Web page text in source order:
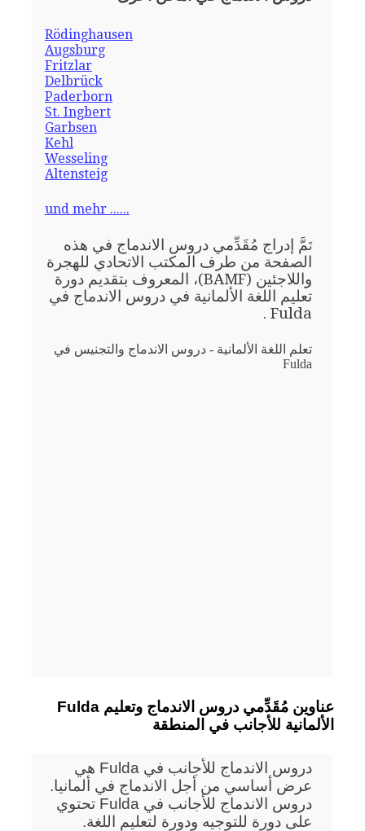
Rödinghausen
Augsburg
Fritzlar
Delbrück
Paderborn
St. Ingbert
Garbsen
Kehl
Wesseling
Altensteig
und mehr ......
تَمَّ إدراج مُقَدِّمي دروس الاندماج في هذه
الصفحة من طرف المكتب الاتحادي للهجرة
واللاجئين (BAMF)، المعروف بتقديم دورة
تعليم اللغة الألمانية في دروس الاندماج في
Fulda .
تعلم اللغة الألمانية - دروس الاندماج والتجنيس في
Fulda
Fulda عناوين مُقَدِّمي دروس الاندماج وتعليم
الألمانية للأجانب في المنطقة
دروس الاندماج للأجانب في Fulda هي
عرض أساسي من أجل الاندماج في ألمانيا.
دروس الاندماج للأجانب في Fulda تحتوي
على دورة للتوجيه ودورة لتعليم اللغة.